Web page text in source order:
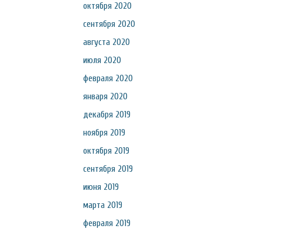
октября 2020
сентября 2020
августа 2020
июля 2020
февраля 2020
января 2020
декабря 2019
ноября 2019
октября 2019
сентября 2019
июня 2019
марта 2019
февраля 2019